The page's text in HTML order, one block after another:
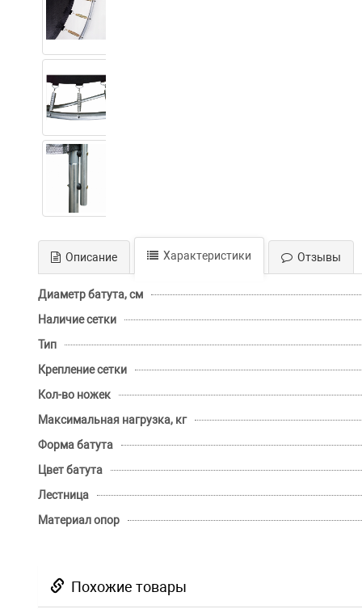
Описание Характеристики Отзывы
Диаметр батута, см
Наличие сетки
Тип
Крепление сетки
Кол-во ножек
Максимальная нагрузка, кг
Форма батута
Цвет батута
Лестница
Материал опор
Похожие товары